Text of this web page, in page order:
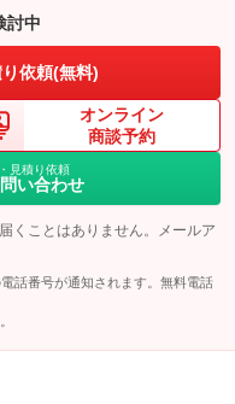
討中
依頼(無料)
オンライン
商談予約
見積り依頼
い合わせ
くことはありません。メールア
話番号が通知されます。無料電話